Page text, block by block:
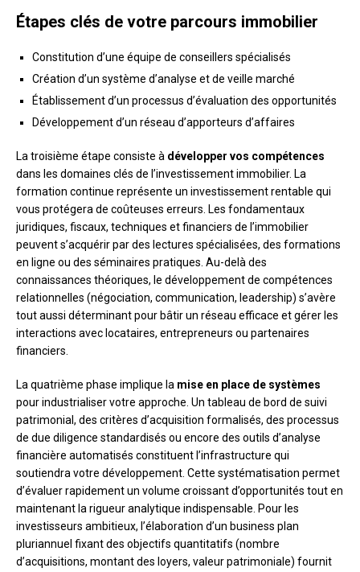
Étapes clés de votre parcours immobilier
Constitution d’une équipe de conseillers spécialisés
Création d’un système d’analyse et de veille marché
Établissement d’un processus d’évaluation des opportunités
Développement d’un réseau d’apporteurs d’affaires
La troisième étape consiste à développer vos compétences
dans les domaines clés de l’investissement immobilier. La
formation continue représente un investissement rentable qui
vous protégera de coûteuses erreurs. Les fondamentaux
juridiques, fiscaux, techniques et financiers de l’immobilier
peuvent s’acquérir par des lectures spécialisées, des formations
en ligne ou des séminaires pratiques. Au-delà des
connaissances théoriques, le développement de compétences
relationnelles (négociation, communication, leadership) s’avère
tout aussi déterminant pour bâtir un réseau efficace et gérer les
interactions avec locataires, entrepreneurs ou partenaires
financiers.
La quatrième phase implique la mise en place de systèmes
pour industrialiser votre approche. Un tableau de bord de suivi
patrimonial, des critères d’acquisition formalisés, des processus
de due diligence standardisés ou encore des outils d’analyse
financière automatisés constituent l’infrastructure qui
soutiendra votre développement. Cette systématisation permet
d’évaluer rapidement un volume croissant d’opportunités tout en
maintenant la rigueur analytique indispensable. Pour les
investisseurs ambitieux, l’élaboration d’un business plan
pluriannuel fixant des objectifs quantitatifs (nombre
d’acquisitions, montant des loyers, valeur patrimoniale) fournit